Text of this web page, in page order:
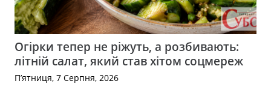
Огірки тепер не ріжуть, а розбивають:
літній салат, який став хітом соцмереж
П’ятниця, 7 Серпня, 2026